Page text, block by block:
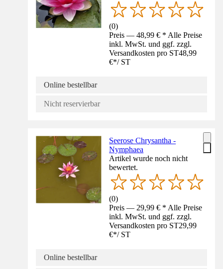
(0)
Preis — 48,99 € * Alle Preise
inkl. MwSt. und ggf. zzgl.
Versandkosten pro ST48,99
€*/ ST
Online bestellbar
Nicht reservierbar
Seerose Chrysantha -
Nymphaea
Artikel wurde noch nicht
bewertet.
(0)
Preis — 29,99 € * Alle Preise
inkl. MwSt. und ggf. zzgl.
Versandkosten pro ST29,99
€*/ ST
Online bestellbar